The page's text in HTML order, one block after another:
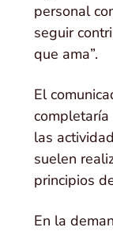
personal
seguir
que ama”.
El
las
suelen
principios
En la